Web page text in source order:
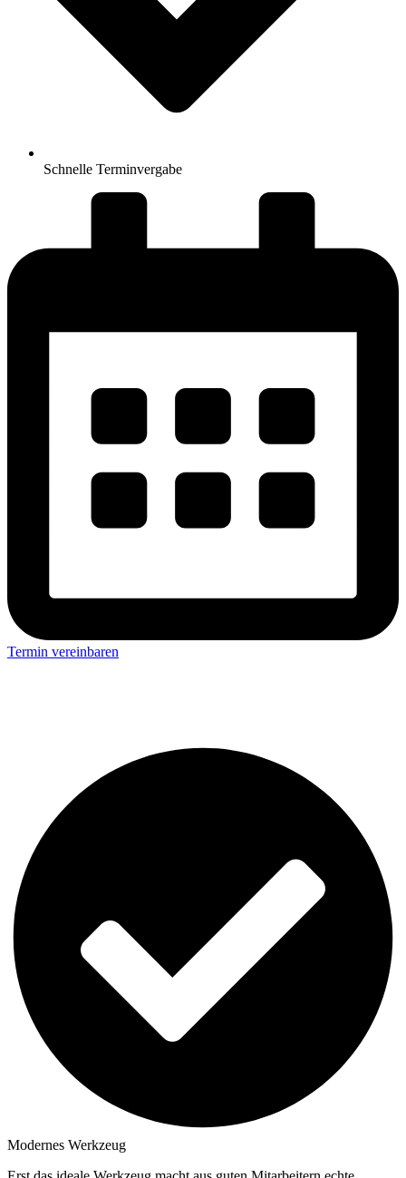
Schnelle Terminvergabe
Termin vereinbaren
Modernes Werkzeug